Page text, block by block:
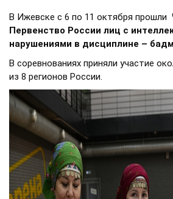
В Ижевске с 6 по 11 октября прошли
Первенство России лиц с
нарушениями в дисциплине –
В соревнованиях приняли участие
из 8 регионов России.